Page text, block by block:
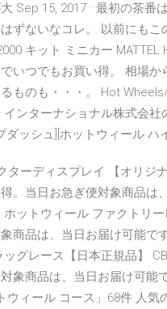
Sep 15, 2017 · 最初の茶番
ずないなコレ。 以前にも
キット ミニカー MATTEL
いつでもお買い得。 相場
ものも・・・。 Hot
ンターナショナル株式会社
ッシュ][ホットウィール ハ
ーディスプレイ 【オリジ
。当日お急ぎ便対象商品は
ットウィール ファクトリ
商品は、当日お届け可能で
グレース【日本正規品】
象商品は、当日お届け可能
ウィール コース」68件 人